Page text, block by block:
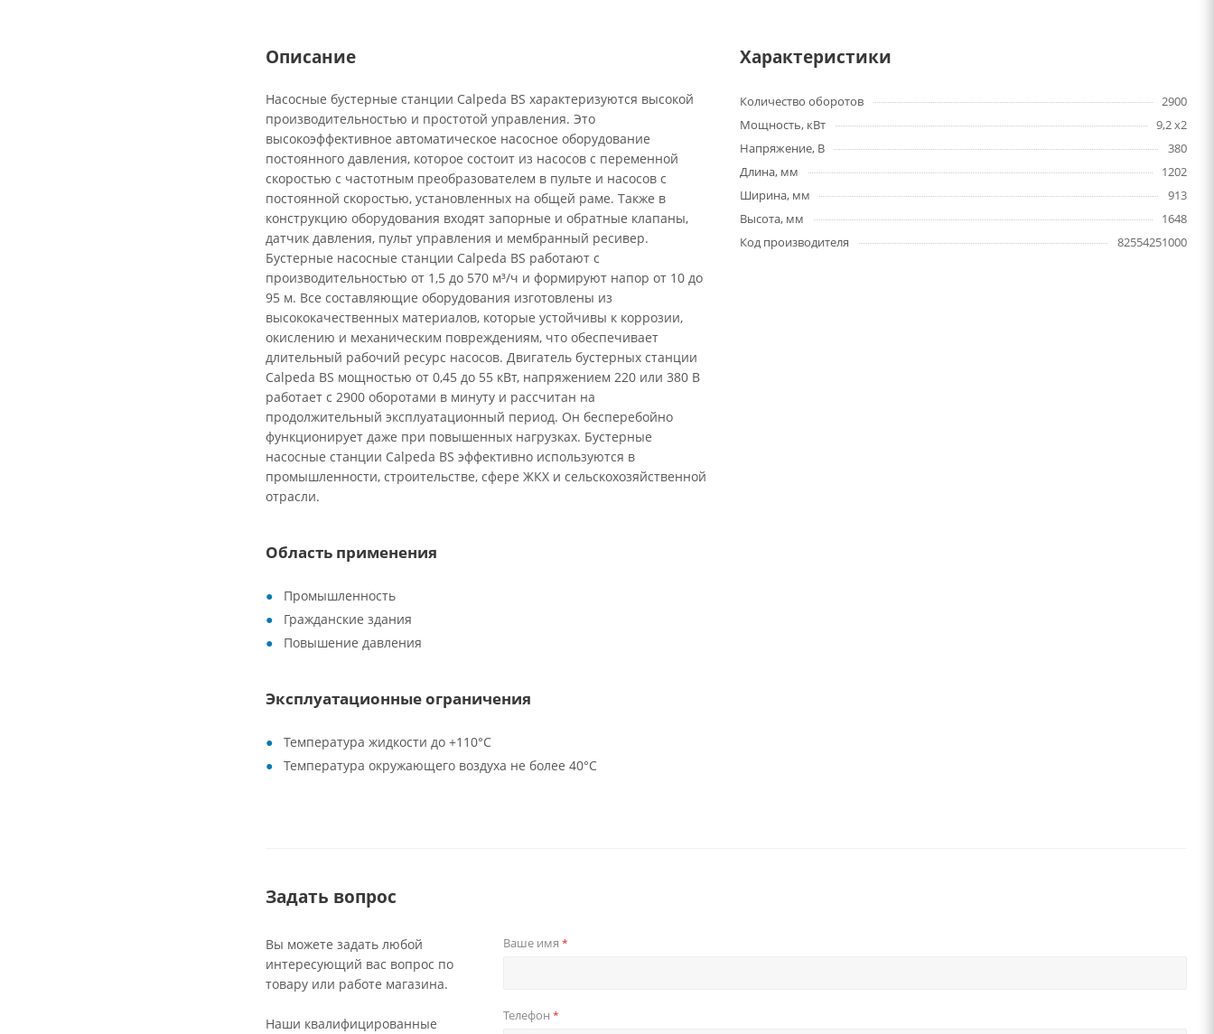
Описание
Насосные бустерные станции Calpeda BS характеризуются высокой
производительностью и простотой управления. Это
высокоэффективное автоматическое насосное оборудование
постоянного давления, которое состоит из насосов с переменной
скоростью с частотным преобразователем в пульте и насосов с
постоянной скоростью, установленных на общей раме. Также в
конструкцию оборудования входят запорные и обратные клапаны,
датчик давления, пульт управления и мембранный ресивер.
Бустерные насосные станции Calpeda BS работают с
производительностью от 1,5 до 570 м³/ч и формируют напор от 10 до
95 м. Все составляющие оборудования изготовлены из
высококачественных материалов, которые устойчивы к коррозии,
окислению и механическим повреждениям, что обеспечивает
длительный рабочий ресурс насосов. Двигатель бустерных станции
Calpeda BS мощностью от 0,45 до 55 кВт, напряжением 220 или 380 В
работает с 2900 оборотами в минуту и рассчитан на
продолжительный эксплуатационный период. Он бесперебойно
функционирует даже при повышенных нагрузках. Бустерные
насосные станции Calpeda BS эффективно используются в
промышленности, строительстве, сфере ЖКХ и сельскохозяйственной
отрасли.
Область применения
Промышленность
Гражданские здания
Повышение давления
Эксплуатационные ограничения
Температура жидкости до +110°C
Температура окружающего воздуха не более 40°C
Характеристики
Количество оборотов
2900
Мощность, кВт
9,2 x2
Напряжение, В
380
Длина, мм
1202
Ширина, мм
913
Высота, мм
1648
Код производителя
82554251000
Задать вопрос
Вы можете задать любой
интересующий вас вопрос по
товару или работе магазина.
Наши квалифицированные
Ваше имя *
Телефон *